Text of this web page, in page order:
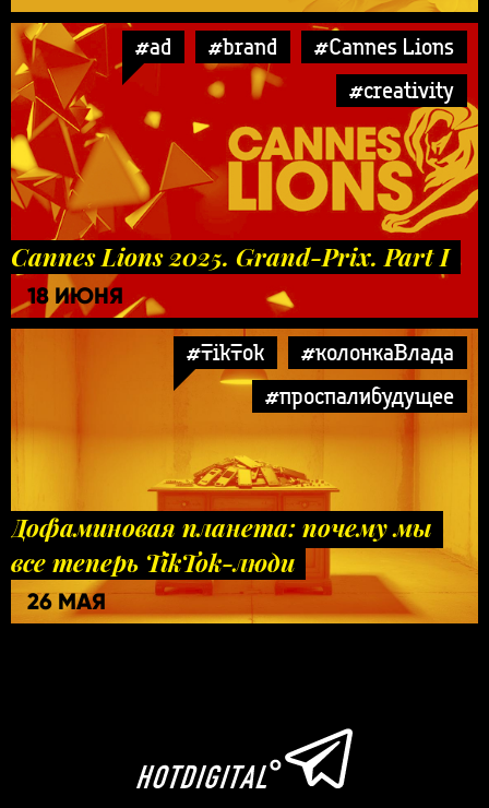
#ad #brand
#Cannes Lions
#creativity
Cannes Lions 2025. Grand-Prix. Part I
18 ИЮНЯ
#TikTok
#колонкаВлада
#проспалибудущее
Дофаминовая планета: почему мы
все теперь TikTok-люди
26 МАЯ